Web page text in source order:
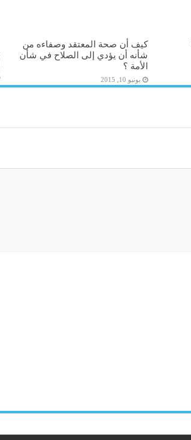
كيف أن صحة المعتقد وصفاءه من
شأنه أن يؤدي إلى الصلاح في شأن
الأمة ؟
يونيو 10, 2015